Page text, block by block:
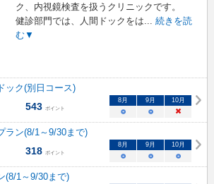
ク、内視鏡検査を扱うクリニックです。
健診部門では、人間ドックをは
続きを読
む▼
ック(別日コース)
543 ポイント
8 月 9 月 10月
○ ○ ×
ラン(8/1～9/30まで)
318 ポイント
8 月 9 月 10月
○ ○ ○
(8/1～9/30まで)